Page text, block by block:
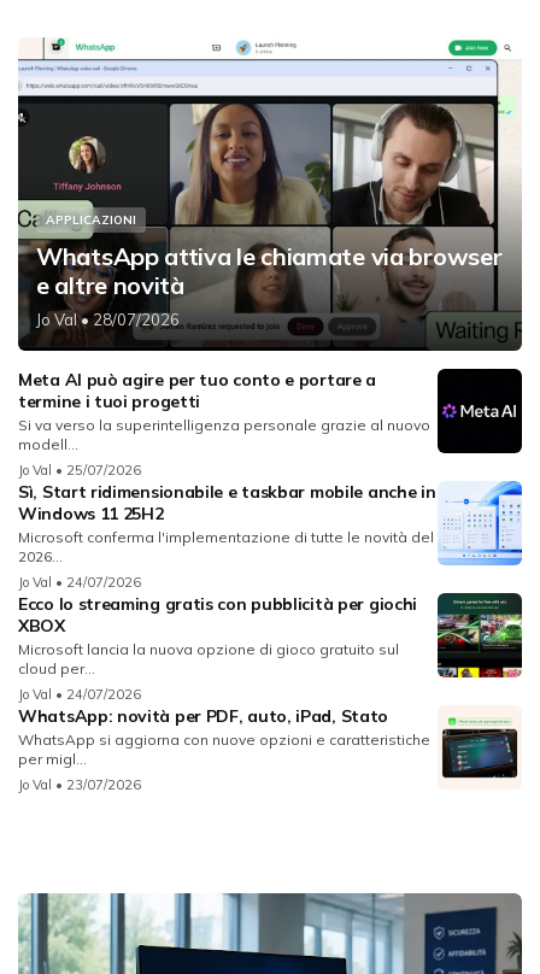
APPLICAZIONI
WhatsApp attiva le chiamate via browser
e altre novità
Jo Val• 28/07/2026
Meta AI può agire per tuo conto e portare a
termine i tuoi progetti
Si va verso la superintelligenza personale grazie al nuovo
modell...
Jo Val • 25/07/2026
Sì, Start ridimensionabile e taskbar mobile anche in
Windows 11 25H2
Microsoft conferma l'implementazione di tutte le novità del
2026...
Jo Val • 24/07/2026
Ecco lo streaming gratis con pubblicità per giochi
XBOX
Microsoft lancia la nuova opzione di gioco gratuito sul
cloud per...
Jo Val • 24/07/2026
WhatsApp: novità per PDF, auto, iPad, Stato
WhatsApp si aggiorna con nuove opzioni e caratteristiche
per migl...
Jo Val • 23/07/2026